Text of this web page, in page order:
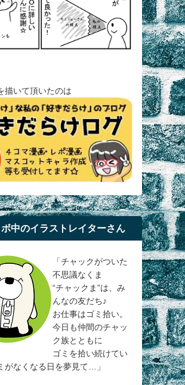
描いて頂いたのは
中のイラストレイターさん
「チャックがついた
不思議なくま
“チャックま”は、み
んなの友だち♪
お仕事はゴミ拾い。
今日も仲間のチャッ
ク族とともに
ゴミを拾い続けてい
がなくなる日を夢見て…」